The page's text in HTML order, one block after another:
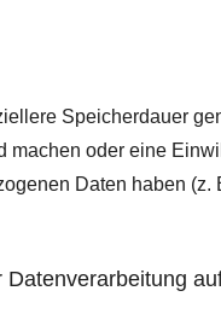
Speicherdauer
oder eine
Daten haben